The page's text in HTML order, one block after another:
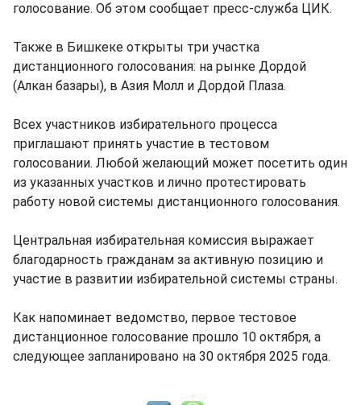
голосование. Об этом сообщает пресс-служба ЦИК.
Также в Бишкеке открыты три участка
дистанционного голосования: на рынке Дордой
(Алкан базары), в Азия Молл и Дордой Плаза.
Всех участников избирательного процесса
приглашают принять участие в тестовом
голосовании. Любой желающий может посетить один
из указанных участков и лично протестировать
работу новой системы дистанционного голосования.
Центральная избирательная комиссия выражает
благодарность гражданам за активную позицию и
участие в развитии избирательной системы страны.
Как напоминает ведомство, первое тестовое
дистанционное голосование прошло 10 октября, а
следующее запланировано на 30 октября 2025 года.